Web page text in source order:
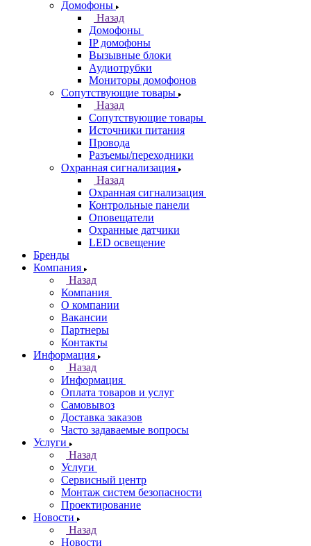
Домофоны
Назад
Домофоны
IP домофоны
Вызывные блоки
Аудиотрубки
Мониторы домофонов
Сопутствующие товары
Назад
Сопутствующие товары
Источники питания
Провода
Разъемы/переходники
Охранная сигнализация
Назад
Охранная сигнализация
Контрольные панели
Оповещатели
Охранные датчики
LED освещение
Бренды
Компания
Назад
Компания
О компании
Вакансии
Партнеры
Контакты
Информация
Назад
Информация
Оплата товаров и услуг
Самовывоз
Доставка заказов
Часто задаваемые вопросы
Услуги
Назад
Услуги
Сервисный центр
Монтаж систем безопасности
Проектирование
Новости
Назад
Новости